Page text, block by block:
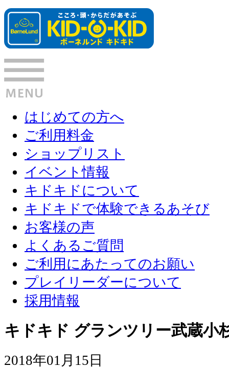
はじめての方へ
ご利用料金
ショップリスト
イベント情報
キドキドについて
キドキドで体験できるあそび
お客様の声
よくあるご質問
ご利用にあたってのお願い
プレイリーダーについて
採用情報
キドキド グランツリー武蔵小
2018年01月15日